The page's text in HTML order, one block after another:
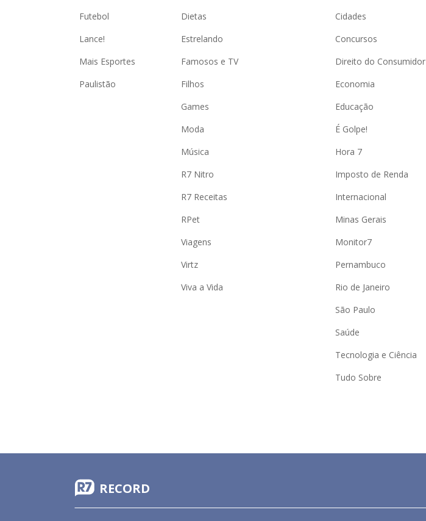
Futebol
Lance!
Mais Esportes
Paulistão
Dietas
Estrelando
Famosos e TV
Filhos
Games
Moda
Música
R7 Nitro
R7 Receitas
RPet
Viagens
Virtz
Viva a Vida
Cidades
Concursos
Direito do Consumidor
Economia
Educação
É Golpe!
Hora 7
Imposto de Renda
Internacional
Minas Gerais
Monitor7
Pernambuco
Rio de Janeiro
São Paulo
Saúde
Tecnologia e Ciência
Tudo Sobre
RECORD